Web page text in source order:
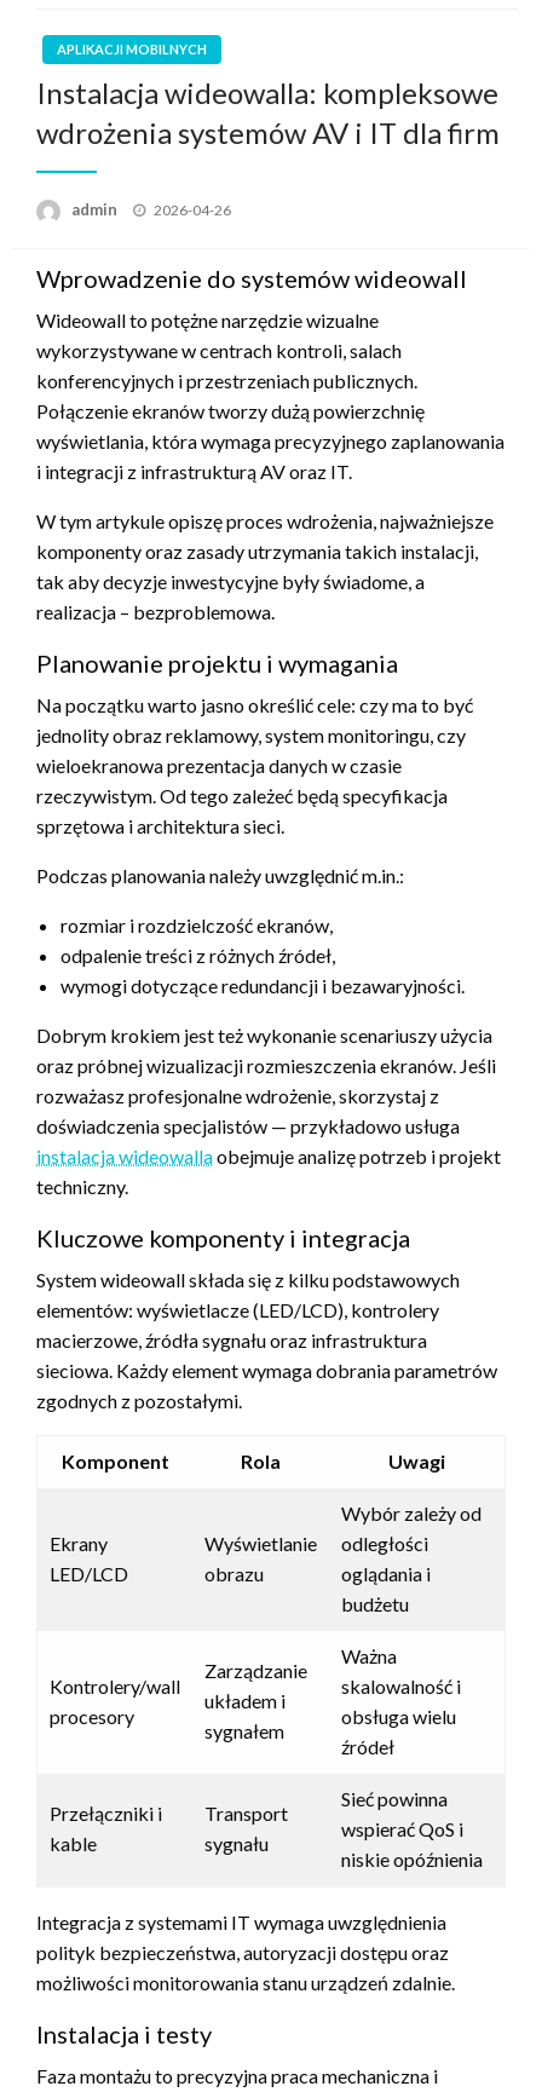
APLIKACJI MOBILNYCH
Instalacja wideowalla: kompleksowe
wdrożenia systemów AV i IT dla firm
admin
Opublikowane
2026-04-26
Wprowadzenie do systemów wideowall
Wideowall to potężne narzędzie wizualne
wykorzystywane w centrach kontroli, salach
konferencyjnych i przestrzeniach publicznych.
Połączenie ekranów tworzy dużą powierzchnię
wyświetlania, która wymaga precyzyjnego zaplanowania
i integracji z infrastrukturą AV oraz IT.
W tym artykule opiszę proces wdrożenia, najważniejsze
komponenty oraz zasady utrzymania takich instalacji,
tak aby decyzje inwestycyjne były świadome, a
realizacja – bezproblemowa.
Planowanie projektu i wymagania
Na początku warto jasno określić cele: czy ma to być
jednolity obraz reklamowy, system monitoringu, czy
wieloekranowa prezentacja danych w czasie
rzeczywistym. Od tego zależeć będą specyfikacja
sprzętowa i architektura sieci.
Podczas planowania należy uwzględnić m.in.:
rozmiar i rozdzielczość ekranów,
odpalenie treści z różnych źródeł,
wymogi dotyczące redundancji i bezawaryjności.
Dobrym krokiem jest też wykonanie scenariuszy użycia
oraz próbnej wizualizacji rozmieszczenia ekranów. Jeśli
rozważasz profesjonalne wdrożenie, skorzystaj z
doświadczenia specjalistów — przykładowo usługa
instalacja wideowallaobejmuje analizę potrzeb i projekt
techniczny.
Kluczowe komponenty i integracja
System wideowall składa się z kilku podstawowych
elementów: wyświetlacze (LED/LCD), kontrolery
macierzowe, źródła sygnału oraz infrastruktura
sieciowa. Każdy element wymaga dobrania parametrów
zgodnych z pozostałymi.
Komponent Rola Uwagi
Ekrany
LED/LCD
Wyświetlanie
obrazu
Wybór zależy od
odległości
oglądania i
budżetu
Kontrolery/wall
procesory
Zarządzanie
układem i
sygnałem
Ważna
skalowalność i
obsługa wielu
źródeł
Przełączniki i
kable
Transport
sygnału
Sieć powinna
wspierać QoS i
niskie opóźnienia
Integracja z systemami IT wymaga uwzględnienia
polityk bezpieczeństwa, autoryzacji dostępu oraz
możliwości monitorowania stanu urządzeń zdalnie.
Instalacja i testy
Faza montażu to precyzyjna praca mechaniczna i